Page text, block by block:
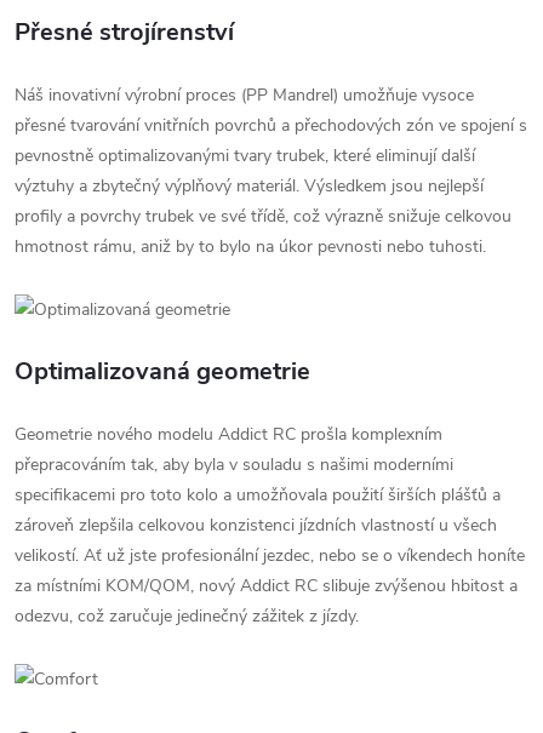
Přesné strojírenství
Náš inovativní výrobní proces (PP Mandrel) umožňuje vysoce
přesné tvarování vnitřních povrchů a přechodových zón ve spojení s
pevnostně optimalizovanými tvary trubek, které eliminují další
výztuhy a zbytečný výplňový materiál. Výsledkem jsou nejlepší
profily a povrchy trubek ve své třídě, což výrazně snižuje celkovou
hmotnost rámu, aniž by to bylo na úkor pevnosti nebo tuhosti.
Optimalizovaná geometrie
Geometrie nového modelu Addict RC prošla komplexním
přepracováním tak, aby byla v souladu s našimi moderními
specifikacemi pro toto kolo a umožňovala použití širších plášťů a
zároveň zlepšila celkovou konzistenci jízdních vlastností u všech
velikostí. Ať už jste profesionální jezdec, nebo se o víkendech honíte
za místními KOM/QOM, nový Addict RC slibuje zvýšenou hbitost a
odezvu, což zaručuje jedinečný zážitek z jízdy.